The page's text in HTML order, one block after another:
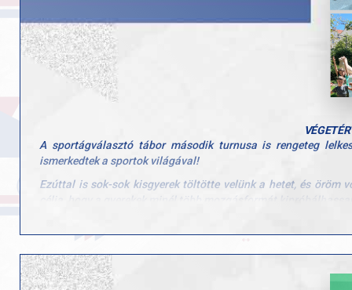
A sportágválasztó tábor második turnusa is rengeteg
ismerkedtek a sportok világával!
Ezúttal is sok-sok kisgyerek töltötte velünk a hetet, és öröm
célja, hogy a gyerekek minél több mozgásformát
tábornak!